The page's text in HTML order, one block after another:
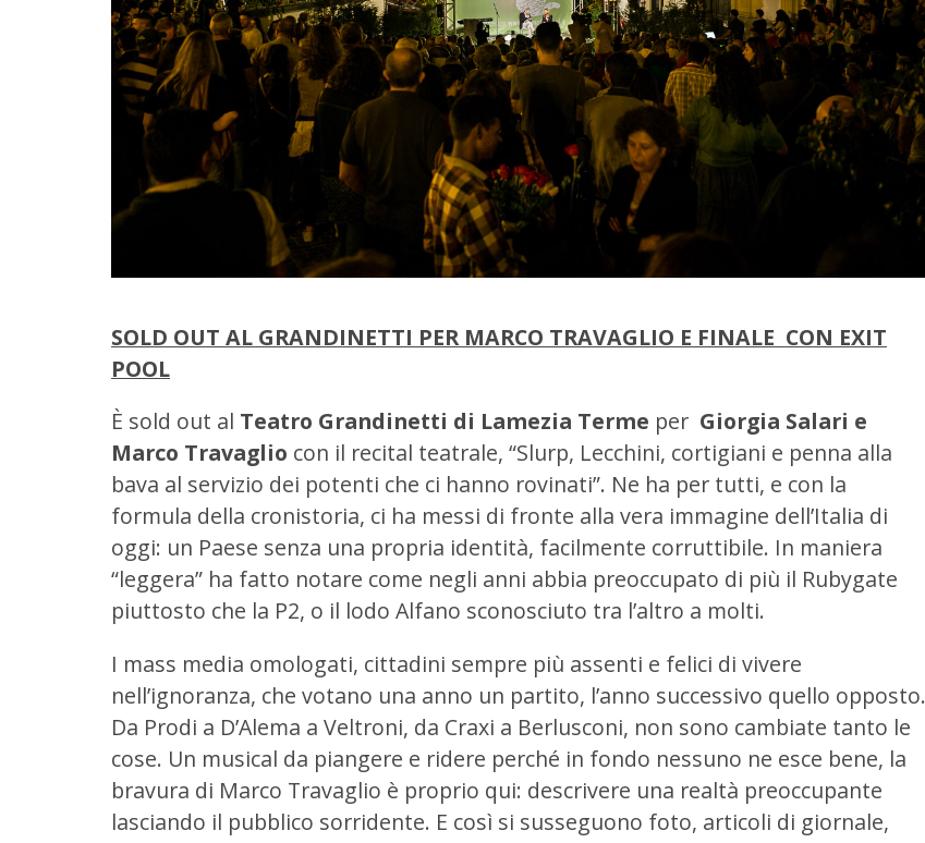
SOLD OUT AL GRANDINETTI PER MARCO TRAVAGLIO E FINALE CON EXIT
POOL
È sold out al Teatro Grandinetti di Lamezia Terme per Giorgia Salari e
Marco Travaglio con il recital teatrale, “Slurp, Lecchini, cortigiani e penna alla
bava al servizio dei potenti che ci hanno rovinati”. Ne ha per tutti, e con la
formula della cronistoria, ci ha messi di fronte alla vera immagine dell’Italia di
oggi: un Paese senza una propria identità, facilmente corruttibile. In maniera
“leggera” ha fatto notare come negli anni abbia preoccupato di più il Rubygate
piuttosto che la P2, o il lodo Alfano sconosciuto tra l’altro a molti.
I mass media omologati, cittadini sempre più assenti e felici di vivere
nell’ignoranza, che votano una anno un partito, l’anno successivo quello opposto.
Da Prodi a D’Alema a Veltroni, da Craxi a Berlusconi, non sono cambiate tanto le
cose. Un musical da piangere e ridere perché in fondo nessuno ne esce bene, la
bravura di Marco Travaglio è proprio qui: descrivere una realtà preoccupante
lasciando il pubblico sorridente. E così si susseguono foto, articoli di giornale,